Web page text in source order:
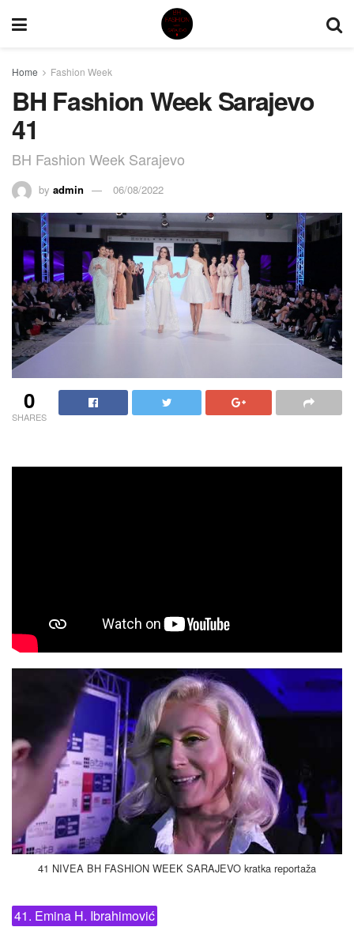
Home Fashion Week
BH Fashion Week Sarajevo
41
BH Fashion Week Sarajevo
by admin 06/08/2022
0
SHARES
41 NIVEA BH FASHION WEEK SARAJEVO kratka reportaža
41. Emina H. Ibrahimović